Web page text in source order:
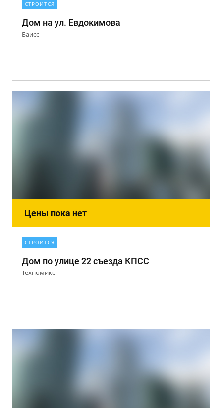
СТРОИТСЯ
Дом на ул. Евдокимова
Баисс
Цены пока нет
СТРОИТСЯ
Дом по улице 22 съезда КПСС
Техномикс